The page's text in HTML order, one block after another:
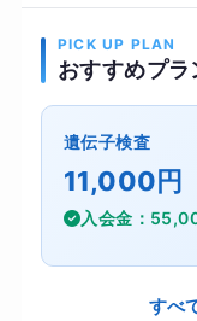
PICK UP PLAN
おすすめプラ
遺伝子検査
11,000円
入会金：
すべ